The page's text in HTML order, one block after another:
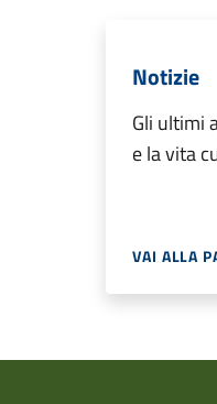
Notizie
Gli ultimi
e la vita
VAI ALLA